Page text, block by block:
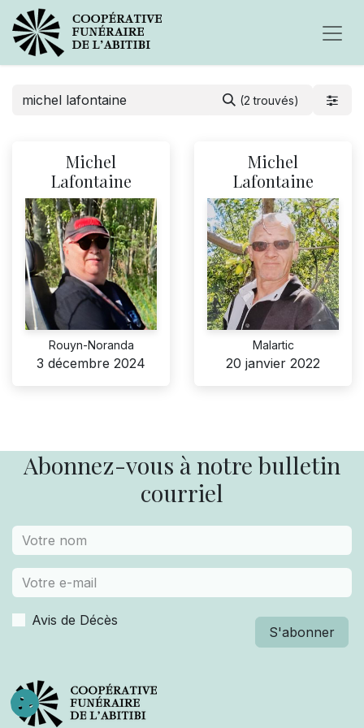
(2 trouvés)
Michel
Lafontaine
Rouyn-Noranda
3 décembre 2024
Michel
Lafontaine
Malartic
20 janvier 2022
Abonnez-vous à notre bulletin
courriel
Avis de Décès
S'abonner